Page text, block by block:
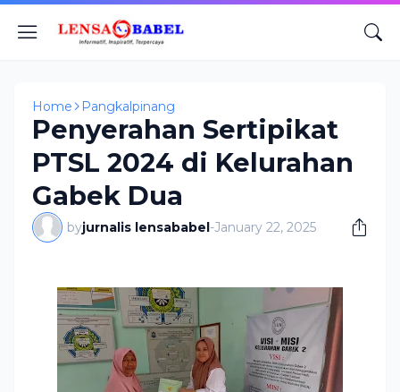
Home Pangkalpinang
Penyerahan Sertipikat
PTSL 2024 di Kelurahan
Gabek Dua
byjurnalis lensababel-January 22, 2025